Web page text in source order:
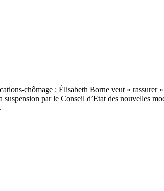
suspension par le Conseil d’Etat des nouvelles